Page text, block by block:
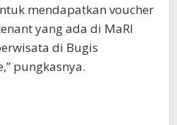
mendapatkan voucher
yang ada di MaRI
di Bugis
pungkasnya.